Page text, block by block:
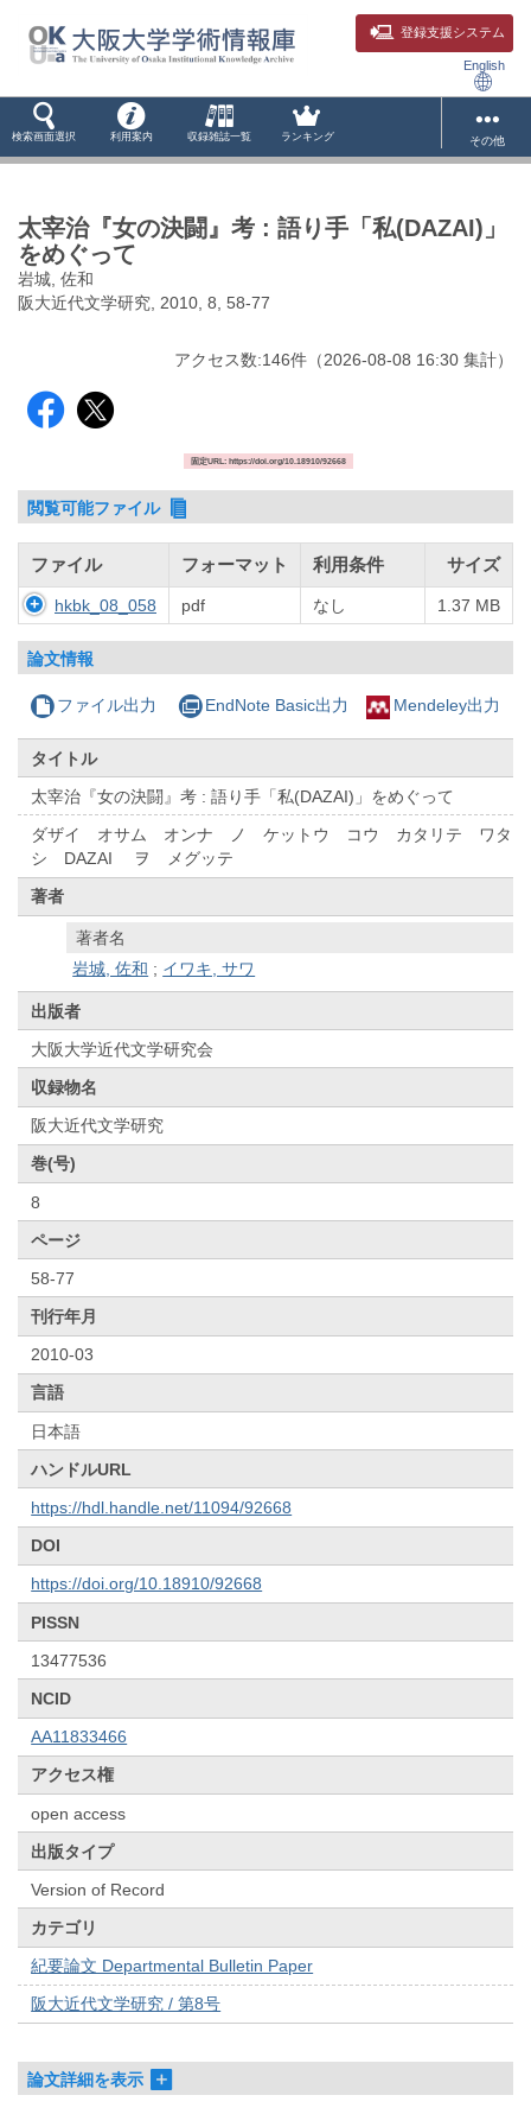
登録支援システム
English
検索画面選択 利用案内 収録雑誌一覧 ランキング その他
太宰治『女の決闘』考 : 語り手「私(DAZAI)」
をめぐって
岩城, 佐和
阪大近代文学研究, 2010, 8, 58-77
アクセス数:146件 （2026-08-08 16:30 集計）
固定URL: https://doi.org/10.18910/92668
閲覧可能ファイル
ファイル フォーマット 利用条件 サイズ
hkbk_08_058 pdf なし 1.37 MB
論文情報
ファイル出力 EndNote Basic出力 Mendeley出力
タイトル
太宰治『女の決闘』考 : 語り手「私(DAZAI)」をめぐって
ダザイ オサム オンナ ノ ケットウ コウ カタリテ ワタ
シ DAZAI ヲ メグッテ
著者
著者名
岩城, 佐和 ; イワキ, サワ
出版者
大阪大学近代文学研究会
収録物名
阪大近代文学研究
巻(号)
8
ページ
58-77
刊行年月
2010-03
言語
日本語
ハンドルURL
https://hdl.handle.net/11094/92668
DOI
https://doi.org/10.18910/92668
PISSN
13477536
NCID
AA11833466
アクセス権
open access
出版タイプ
Version of Record
カテゴリ
紀要論文 Departmental Bulletin Paper
阪大近代文学研究 / 第8号
論文詳細を表示